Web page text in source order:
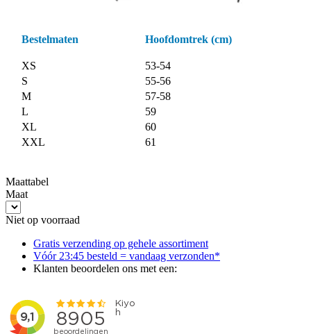
Bestelmaten Hoofdomtrek (cm)
XS
53-54
S
55-56
M
57-58
L
59
XL
60
XXL
61
Maattabel
Maat
Niet op voorraad
Gratis verzending op gehele assortiment
Vóór 23:45 besteld = vandaag verzonden*
Klanten beoordelen ons met een: